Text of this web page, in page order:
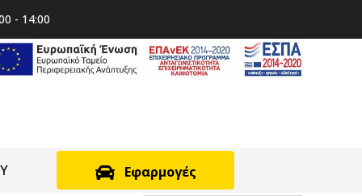
- 14:00
Εφαρμογές